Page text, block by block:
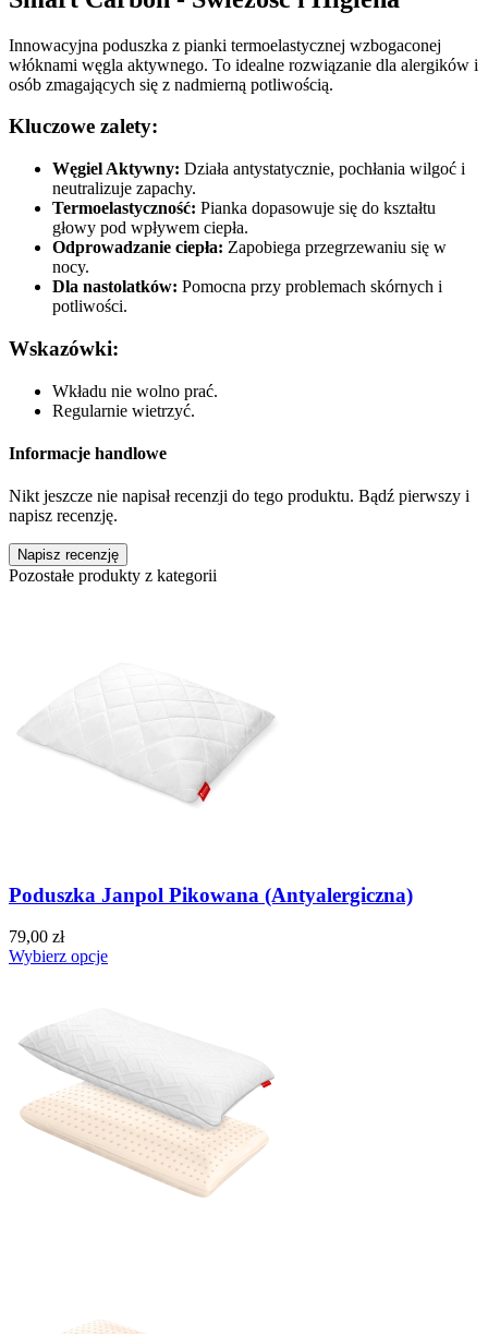
Innowacyjna poduszka z pianki termoelastycznej wzbogaconej
włóknami węgla aktywnego. To idealne rozwiązanie dla alergików i
osób zmagających się z nadmierną potliwością.
Kluczowe zalety:
Węgiel Aktywny: Działa antystatycznie, pochłania wilgoć i
neutralizuje zapachy.
Termoelastyczność: Pianka dopasowuje się do kształtu
głowy pod wpływem ciepła.
Odprowadzanie ciepła: Zapobiega przegrzewaniu się w
nocy.
Dla nastolatków: Pomocna przy problemach skórnych i
potliwości.
Wskazówki:
Wkładu nie wolno prać.
Regularnie wietrzyć.
Informacje handlowe
Nikt jeszcze nie napisał recenzji do tego produktu. Bądź pierwszy i
napisz recenzję.
Napisz recenzję
Pozostałe produkty z kategorii
Poduszka Janpol Pikowana (Antyalergiczna)
79,00 zł
Wybierz opcje